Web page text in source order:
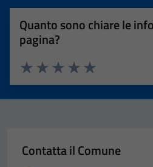
Quanto sono chiare le
pagina?
Valuta 5 stelle
Valuta 4 stelle su 5
Valuta 3 stelle su 5
Valuta 2 stelle su 5
Valuta 1 stelle su 5
Contatta il Comune